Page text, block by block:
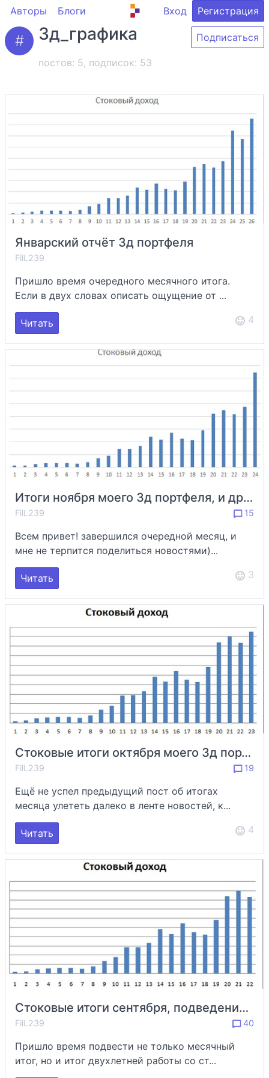
Авторы Блоги Вход Регистрация
3д_графика
постов: 5, подписок: 53
Подписаться
Январский отчёт 3д портфеля
FilL239
Пришло время очередного месячного итога.
Если в двух словах описать ощущение от ...
Читать 4
Итоги ноября моего 3д портфеля, и другие интересные события месяца!
FilL239 15
Всем привет! завершился очередной месяц, и
мне не терпится поделиться новостями)...
Читать 3
Стоковые итоги октября моего 3д портфеля
FilL239 19
Ещё не успел предыдущий пост об итогах
месяца улететь далеко в ленте новостей, к...
Читать 4
Стоковые итоги сентября, подведение подробной статистики 3d портфеля за 2 года
FilL239 40
Пришло время подвести не только месячный
итог, но и итог двухлетней работы со ст...